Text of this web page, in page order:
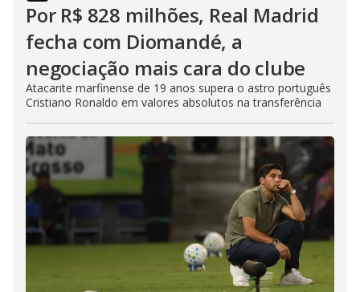
Por R$ 828 milhões, Real Madrid
fecha com Diomandé, a
negociação mais cara do clube
Atacante marfinense de 19 anos supera o astro português
Cristiano Ronaldo em valores absolutos na transferência